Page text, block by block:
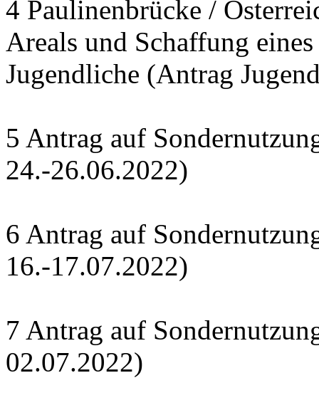
4 Paulinenbrücke /
Areals und Schaffung
Jugendliche (Antrag
5 Antrag auf
24.-26.06.2022)
6 Antrag auf
16.-17.07.2022)
7 Antrag auf
02.07.2022)